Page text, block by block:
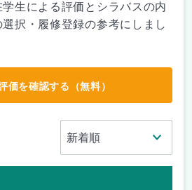
生による評価とシラバスの内
択・履修登録の参考にしまし
価を確認する（無料）